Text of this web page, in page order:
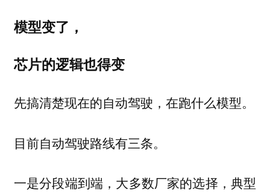
模型变了，
芯片的逻辑也得变
先搞清楚现在的自动驾驶，在跑什么模型。
目前自动驾驶路线有三条。
一是分段端到端 ，大多数厂家的选择，典型